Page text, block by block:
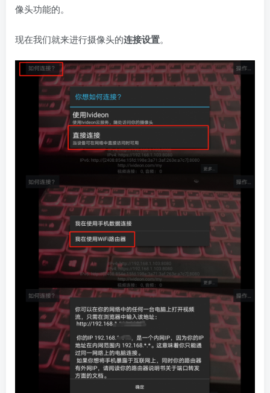
像头功能的。
现在我们就来进行摄像头的连接设置。